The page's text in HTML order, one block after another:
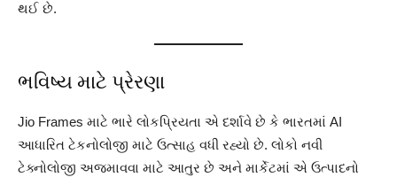
થઈ છે.
ભવિષ્ય માટે પ્રેરણા
Jio Frames માટે ભારે લોકપ્રિયતા એ દર્શાવે છે કે ભારતમાં AI
આધારિત ટેકનોલોજી માટે ઉત્સાહ વધી રહ્યો છે. લોકો નવી
ટેક્નોલોજી અજમાવવા માટે આતુર છે અને માર્કેટમાં એ ઉત્પાદનો